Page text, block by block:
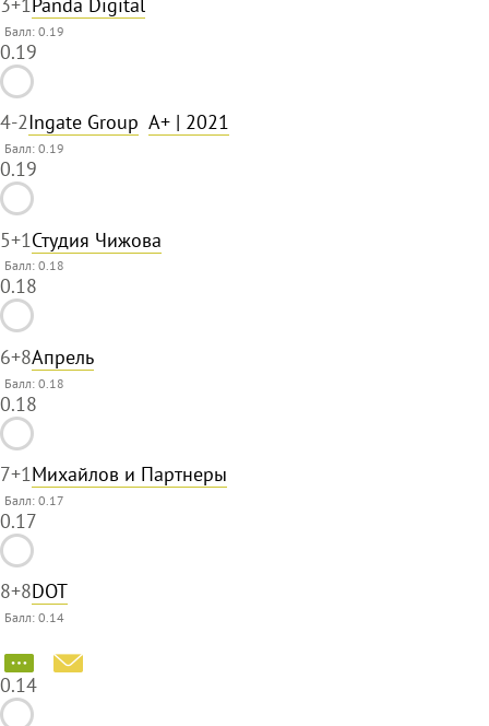
Балл: 0.19
0.19
4-2Ingate Group A+ | 2021
Балл: 0.19
0.19
5+1 Студия Чижова
Балл: 0.18
0.18
6+8Апрель
Балл: 0.18
0.18
7+1Михайлов и Партнеры
Балл: 0.17
0.17
8+8DOT
Балл: 0.14
0.14